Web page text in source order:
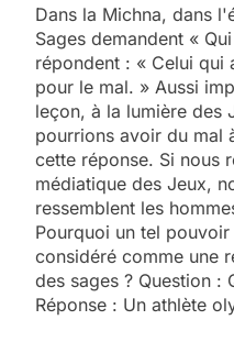
Dans la Michna, dans
Sages demandent «
répondent : « Celui qui
pour le mal. » Aussi
leçon, à la lumière des
pourrions avoir du mal
cette réponse. Si nous
médiatique des Jeux,
ressemblent les
Pourquoi un tel
considéré comme une
des sages ? Question :
Réponse : Un athlète